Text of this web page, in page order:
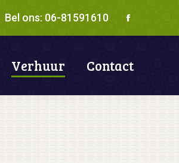
Bel ons: 06-81591610
Facebook
Verhuur Contact